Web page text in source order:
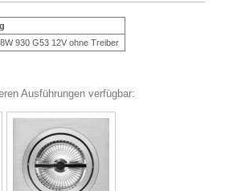
930 G53 12V ohne Treiber
Ausführungen verfügbar: